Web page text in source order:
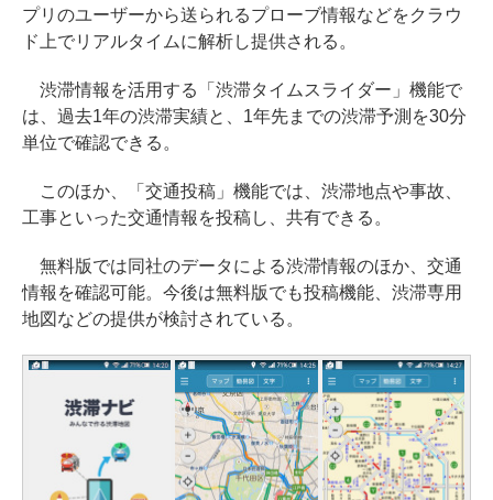
プリのユーザーから送られるプローブ情報などをクラウ
ド上でリアルタイムに解析し提供される。
渋滞情報を活用する「渋滞タイムスライダー」機能で
は、過去1年の渋滞実績と、1年先までの渋滞予測を30分
単位で確認できる。
このほか、「交通投稿」機能では、渋滞地点や事故、
工事といった交通情報を投稿し、共有できる。
無料版では同社のデータによる渋滞情報のほか、交通
情報を確認可能。今後は無料版でも投稿機能、渋滞専用
地図などの提供が検討されている。